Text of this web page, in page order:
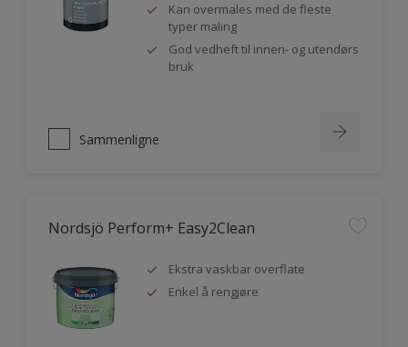
Kan overmales med de fleste
typer maling
God vedheft til innen- og utendørs
bruk
Sammenligne
Nordsjö Perform+ Easy2Clean
Ekstra vaskbar overflate
Enkel å rengjøre